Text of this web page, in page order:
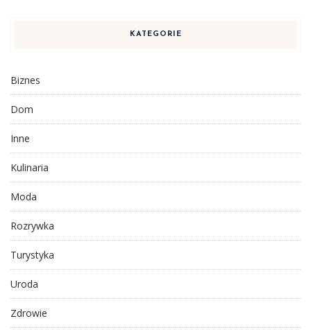
KATEGORIE
Biznes
Dom
Inne
Kulinaria
Moda
Rozrywka
Turystyka
Uroda
Zdrowie